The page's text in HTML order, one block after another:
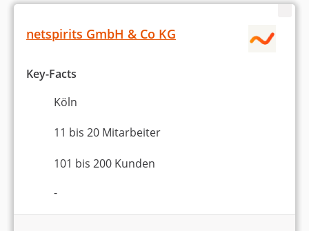
netspirits GmbH & Co KG
Key-Facts
Köln
11 bis 20 Mitarbeiter
101 bis 200 Kunden
-